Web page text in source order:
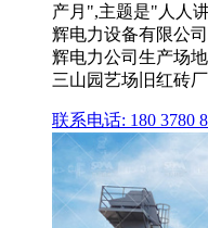
产月",主题是"人人
辉电力设备有限公
辉电力公司生产场
三山园艺场旧红砖
联系电话: 180 3780